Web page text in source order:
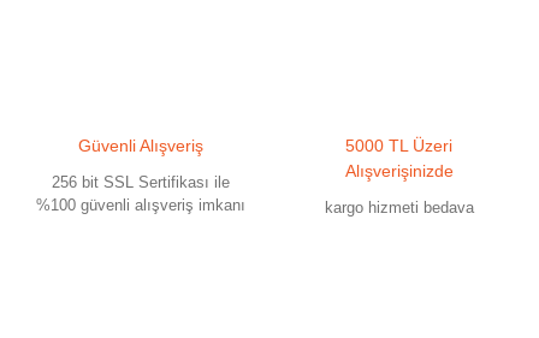
Ürün açıklamasında eksik bilgiler bulunuyor.
Ürün bilgilerinde hatalar bulunuyor.
Güvenli Alışveriş
256 bit SSL Sertifikası ile
%100 güvenli alışveriş imkanı
5000 TL Üzeri
Alışverişinizde
kargo hizmeti bedava